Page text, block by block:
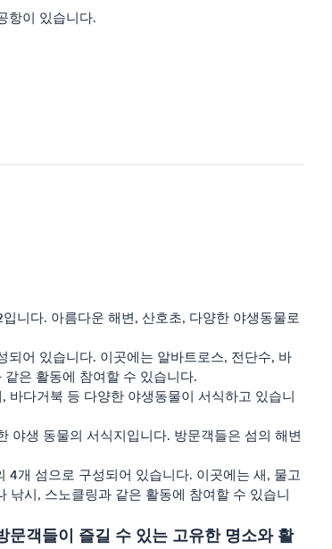
항이 있습니다.
니다. 아름다운 해변, 산호초, 다양한 야생동물로
되어 있습니다. 이곳에는 알바트로스, 전단수, 바
은 활동에 참여할 수 있습니다.
다거북 등 다양한 야생동물이 서식하고 있습니
야생 동물의 서식지입니다. 방문객들은 섬의 해변
4개 섬으로 구성되어 있습니다. 이곳에는 새, 물고
시, 스노클링과 같은 활동에 참여할 수 있습니
객들이 즐길 수 있는 고유한 명소와 활